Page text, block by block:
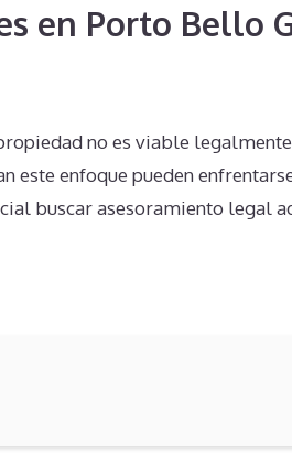
en Porto Bello
no es viable
este enfoque pueden
buscar asesoramiento legal